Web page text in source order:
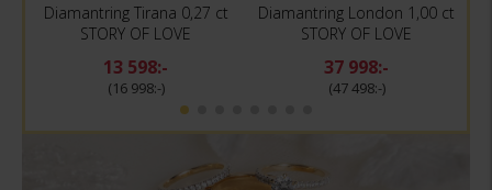
Diamantring Tirana 0,27 ct
STORY OF LOVE
13 598:-
16 998:-
Diamantring London 1,00 ct
STORY OF LOVE
37 998:-
47 498:-